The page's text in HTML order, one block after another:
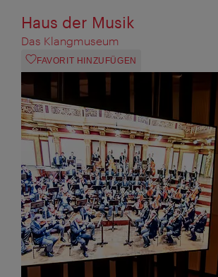
Haus der Musik
Das Klangmuseum
FAVORIT HINZUFÜGEN